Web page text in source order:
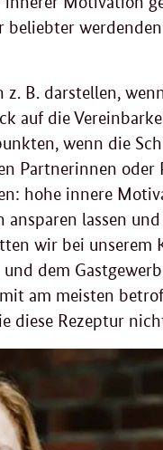
B. darstellen,
auf die
wenn die
Partnerinnen oder
hohe innere
lassen
wir bei unserem
dem
am meisten
diese Rezeptur